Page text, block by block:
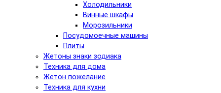
Холодильники
Винные шкафы
Морозильники
Посудомоечные машины
Плиты
Жетоны знаки зодиака
Техника для дома
Жетон пожелание
Техника для кухни